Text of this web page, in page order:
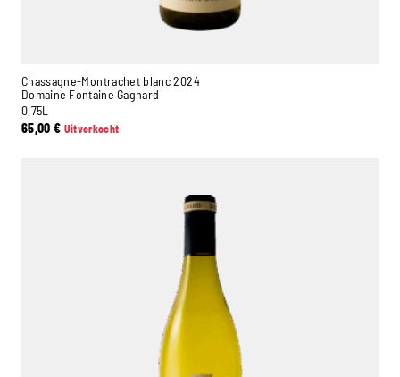
Chassagne-Montrachet blanc 2024
Domaine Fontaine Gagnard
0,75L
65,00€ Uitverkocht